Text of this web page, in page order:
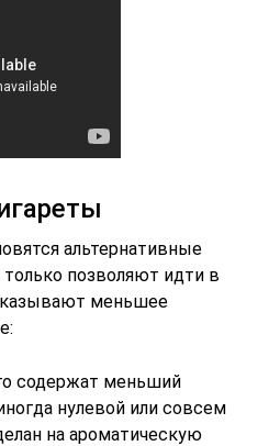
альтернативные
позволяют идти в
меньшее
содержат меньший
нулевой или совсем
на ароматическую